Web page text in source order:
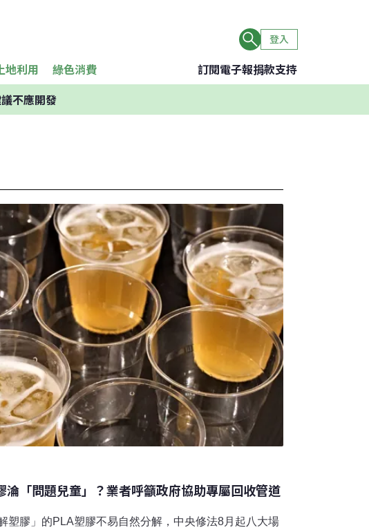
登入
地利用 綠色消費 訂閱電子報捐款支持
不應開發
淪「問題兒童」？業者呼籲政府協助專屬回收管道
塑膠」的PLA塑膠不易自然分解，中央修法8月起八大場